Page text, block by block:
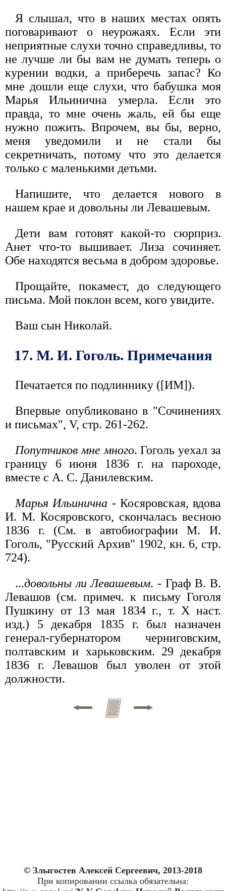
Я слышал, что в наших местах опять
поговаривают о неурожаях. Если эти
неприятные слухи точно справедливы, то
не лучше ли бы вам не думать теперь о
курении водки, а приберечь запас? Ко
мне дошли еще слухи, что бабушка моя
Марья Ильинична умерла. Если это
правда, то мне очень жаль, ей бы еще
нужно пожить. Впрочем, вы бы, верно,
меня уведомили и не стали бы
секретничать, потому что это делается
только с маленькими детьми.
Напишите, что делается нового в
нашем крае и довольны ли Левашевым.
Дети вам готовят какой-то сюрприз.
Анет что-то вышивает. Лиза сочиняет.
Обе находятся весьма в добром здоровье.
Прощайте, покамест, до следующего
письма. Мой поклон всем, кого увидите.
Ваш сын Николай.
17. М. И. Гоголь. Примечания
Печатается по подлиннику ([ИМ]).
Впервые опубликовано в "Сочинениях
и письмах", V, стр. 261-262.
Попутчиков мне много. Гоголь уехал за
границу 6 июня 1836 г. на пароходе,
вместе с А. С. Данилевским.
Марья Ильинична - Косяровская, вдова
И. М. Косяровского, скончалась весною
1836 г. (См. в автобиографии М. И.
Гоголь, "Русский Архив" 1902, кн. 6, стр.
724).
...довольны ли Левашевым. - Граф В. В.
Левашов (см. примеч. к письму Гоголя
Пушкину от 13 мая 1834 г., т. X наст.
изд.) 5 декабря 1835 г. был назначен
генерал-губернатором черниговским,
полтавским и харьковским. 29 декабря
1836 г. Левашов был уволен от этой
должности.
© Злыгостев Алексей Сергеевич, 2013-2018
При копировании ссылка обязательна: